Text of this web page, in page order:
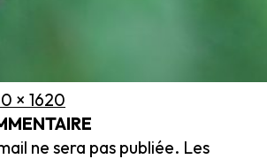
× 1620
ne sera pas publiée. Les